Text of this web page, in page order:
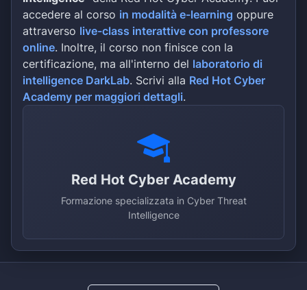
accedere al corso in modalità e-learning oppure
attraverso live-class interattive con professore
online. Inoltre, il corso non finisce con la
certificazione, ma all'interno del laboratorio di
intelligence DarkLab. Scrivi alla Red Hot Cyber
Academy per maggiori dettagli.
Red Hot Cyber Academy
Formazione specializzata in Cyber Threat
Intelligence